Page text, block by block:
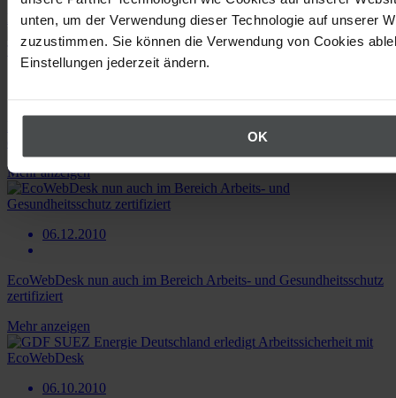
unten, um der Verwendung dieser Technologie auf unserer
zuzustimmen. Sie können die Verwendung von Cookies
Einstellungen jederzeit ändern.
OK
Mehr anzeigen
Mehr anzeigen
06.12.2010
EcoWebDesk nun auch im Bereich Arbeits- und Gesundheitsschutz
zertifiziert
Mehr anzeigen
06.10.2010